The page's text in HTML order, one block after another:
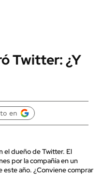
Twitter: ¿Y
en
el dueño de Twitter. El
por la compañía en un
este año. ¿Conviene comprar